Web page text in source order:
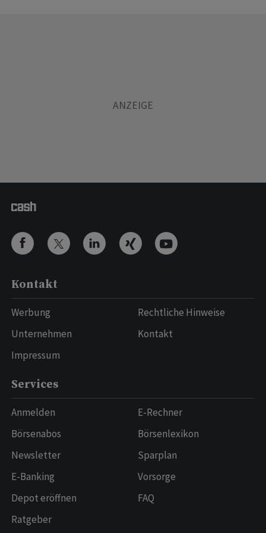
Kontakt
Werbung
Unternehmen
Impressum
Rechtliche Hinweise
Kontakt
Services
Anmelden
Börsenabos
Newsletter
E-Banking
Depot eröffnen
Ratgeber
E-Rechner
Börsenlexikon
Sparplan
Vorsorge
FAQ